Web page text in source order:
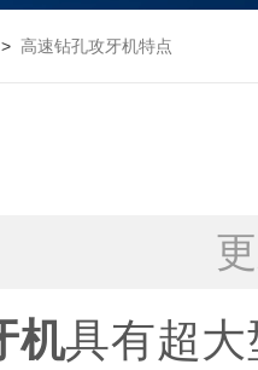
> 高速钻孔攻牙机特点
机具有超